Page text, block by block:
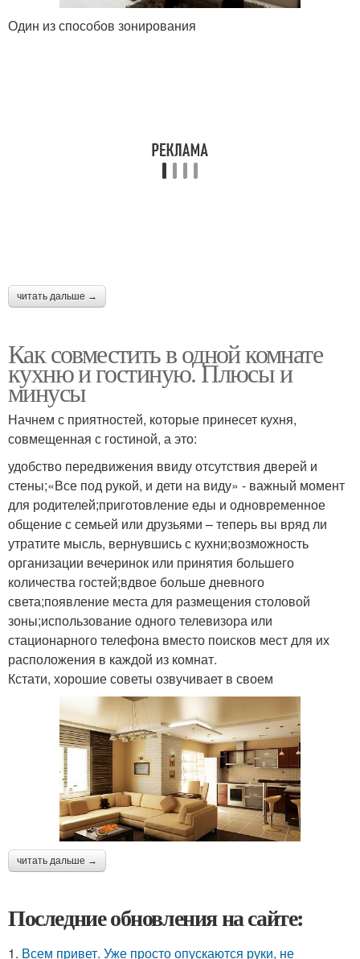
Один из способов зонирования
читать дальше →
Как совместить в одной комнате
кухню и гостиную. Плюсы и
минусы
Начнем с приятностей, которые принесет кухня,
совмещенная с гостиной, а это:
удобство передвижения ввиду отсутствия дверей и
стены;«Все под рукой, и дети на виду» - важный момент
для родителей;приготовление еды и одновременное
общение с семьей или друзьями – теперь вы вряд ли
утратите мысль, вернувшись с кухни;возможность
организации вечеринок или принятия большего
количества гостей;вдвое больше дневного
света;появление места для размещения столовой
зоны;использование одного телевизора или
стационарного телефона вместо поисков мест для их
расположения в каждой из комнат.
Кстати, хорошие советы озвучивает в своем
читать дальше →
Последние обновления на сайте:
1. Всем привет. Уже просто опускаются руки, не